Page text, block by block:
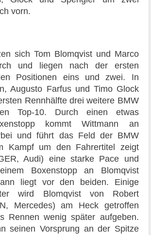
vorn.
sich Tom Blomqvist und Marco
und liegen nach der ersten
Positionen eins und zwei. In
Augusto Farfus und Timo Glock
Rennhälfte drei weitere BMW
Top-10. Durch einen etwas
kommt Wittmann an
und führt das Feld der BMW
Kampf um den Fahrertitel zeigt
Audi) eine starke Pace und
Boxenstopp an Blomqvist
liegt vor den beiden. Einige
wird Blomqvist von Robert
Mercedes) am Heck getroffen
Rennen wenig später aufgeben.
seinen Vorsprung an der Spitze